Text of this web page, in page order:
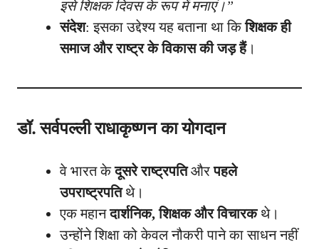
इसे शिक्षक दिवस के रूप में मनाएं।”
संदेश: इसका उद्देश्य यह बताना था किशिक्षक ही
समाज और राष्ट्र के विकास की जड़ हैं।
डॉ. सर्वपल्ली राधाकृष्णनका योगदान
वे भारत केदूसरे राष्ट्रपतिऔरपहले
उपराष्ट्रपतिथे।
एक महानदार्शनिक, शिक्षक और विचारकथे।
उन्होंने शिक्षा को केवल नौकरी पाने का साधन नहीं